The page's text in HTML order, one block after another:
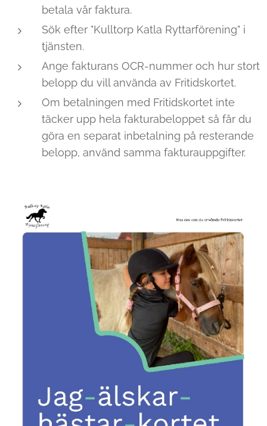
betala vår faktura.
Sök efter "Kulltorp Katla Ryttarförening" i
tjänsten.
Ange fakturans OCR-nummer och hur stort
belopp du vill använda av Fritidskortet.
Om betalningen med Fritidskortet inte
täcker upp hela fakturabeloppet så får du
göra en separat inbetalning på resterande
belopp, använd samma fakturauppgifter.